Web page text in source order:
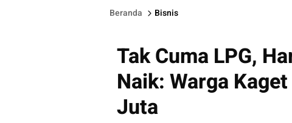
Beranda Bisnis
Tak Cuma LPG,
Naik: Warga
Juta